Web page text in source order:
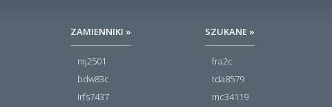
ZAMIENNIKI »
mj2501
bdw83c
irfs7437
SZUKANE »
fra2c
tda8579
mc34119